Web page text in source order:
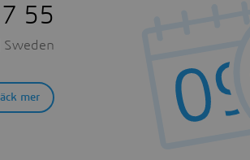
55
Sweden
mer